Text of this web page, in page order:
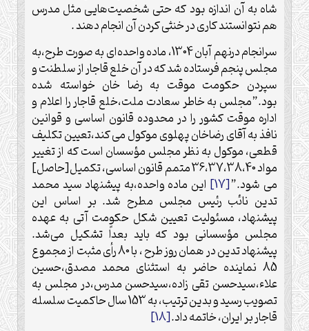
شاه به آن اندازه بود که حتی شخصیت‌هایی مثل مدرس
هم نتوانستند کاری در خنثی کردن آن انجام دهند .
سرانجام درنهم آبان 1304، ماده واحده‌ای به صورت طرح،به
مجلس پنجم فرستاده شد که در آن خلع قاجار از سلطنت و
سپردن حکومت موقت به رضا خان خواسته شده
بود.”مجلس به خاطر سعادت ملت،خلع قاجار را اعلام و
اداره موقت کشور را در محدوده قانون اساسی و قوانین
نافذ به آقای رضاخان پهلوی موکول می کند،تعیین تکلیف
قطعی، موکول به نظر مجلس مؤسسان است که از تغییر
مواد 36،37،38،40 متمم قانون اساسی، تکمیل[حاصل]
می شود.”[17] این ماده واحده،به پیشنهاد سید محمد
تدین نائب رئیس مجلس مطرح شد. بر اساس این
پیشنهاد، مسئولیت تعیین شکل حکومت آتی به عهده
مجلس مؤسسانی بود که باید بعداً تشکیل می‌شد.
پیشنهاد تدین در همان روز طرح ، با 80 رأی مثبت از مجموع
85 نماینده حاضر به استثنای محمد مصدق،حسین
علاء،سیدحسن تقی زاده،سیدحسن مدرس،در مجلس به
تصویب رسید و بدین ترتیب، به 153 سال حاکمیت سلسله‌
قاجار بر ایران، خاتمه داد.[18]